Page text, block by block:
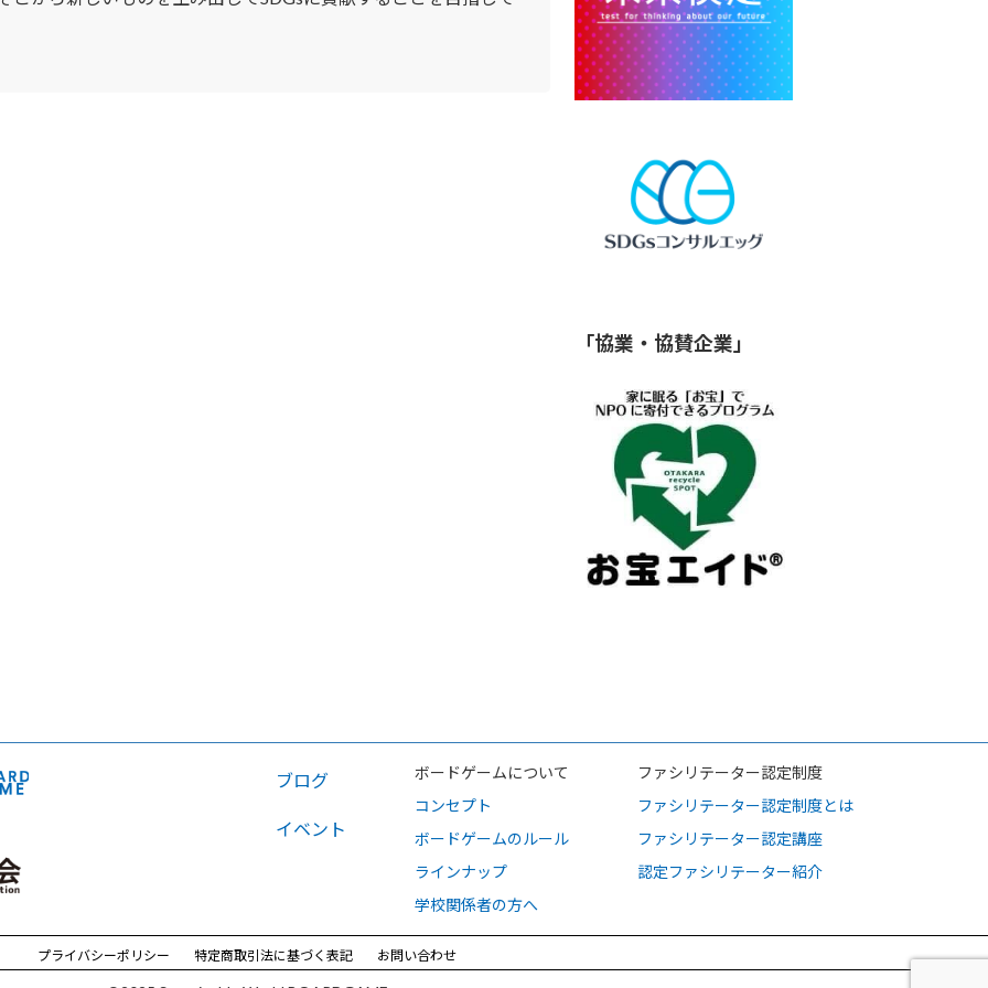
「協業・協賛企業」
ブログ
イベント
ボードゲームについて
コンセプト
ボードゲームのルール
ラインナップ
学校関係者の方へ
ファシリテーター認定制度
ファシリテーター認定制度とは
ファシリテーター認定講座
認定ファシリテーター紹介
プライバシーポリシー 特定商取引法に基づく表記 お問い合わせ